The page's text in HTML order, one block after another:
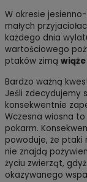
W okresie
małych
każdego dnia
wartościowego
ptaków zimą
Bardzo ważną
Jeśli zdecydujemy
konsekwentnie
Wczesna wiosna
pokarm.
powoduje, że
nie znajdą
życiu zwierząt,
okazywanego